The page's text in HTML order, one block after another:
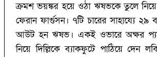
ক্রমশ ভয়ঙ্কর হয়ে ওঠা ঋষভকে তুলে নিয়ে
ফেরান ফার্গুসন। ৭টি চারের সাহায্যে
আউট হন ঋষভ। একই ওভারে অক্ষর
নিয়ে দিল্লিকে ব্যাকফুটে পাঠিয়ে দেন